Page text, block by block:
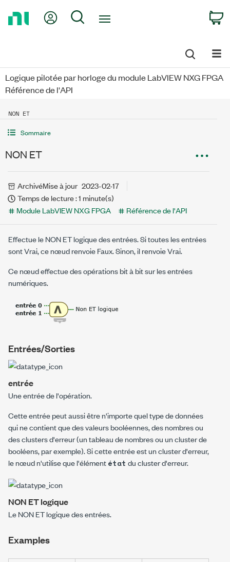
My Account
Search
Logique pilotée par horloge du module LabVIEW NXG FPGA
Référence de l'API
NON ET
Sommaire
NON ET
ArchivéMise à jour 2023-02-17
Temps de lecture : 1 minute(s)
Module LabVIEW NXG FPGA
Référence de l'API
Effectue le NON ET logique des entrées. Si toutes les entrées
sont Vrai, ce nœud renvoie Faux. Sinon, il renvoie Vrai.
Ce nœud effectue des opérations bit à bit sur les entrées
numériques.
Entrées/Sorties
entrée
Une entrée de l'opération.
Cette entrée peut aussi être n'importe quel type de données
qui ne contient que des valeurs booléennes, des nombres ou
des clusters d'erreur (un tableau de nombres ou un cluster de
booléens, par exemple). Si cette entrée est un cluster d'erreur,
le nœud n'utilise que l'élémentétat du cluster d'erreur.
NON ET logique
Le NON ET logique des entrées.
Examples